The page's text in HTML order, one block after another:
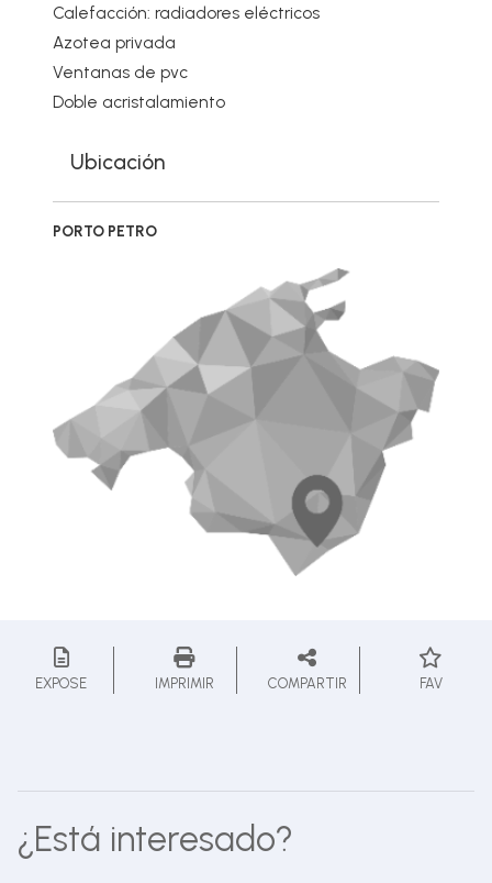
Calefacción: radiadores eléctricos
Azotea privada
Ventanas de pvc
Doble acristalamiento
Ubicación
PORTO PETRO
EXPOSE IMPRIMIR COMPARTIR FAV
¿Está interesado?